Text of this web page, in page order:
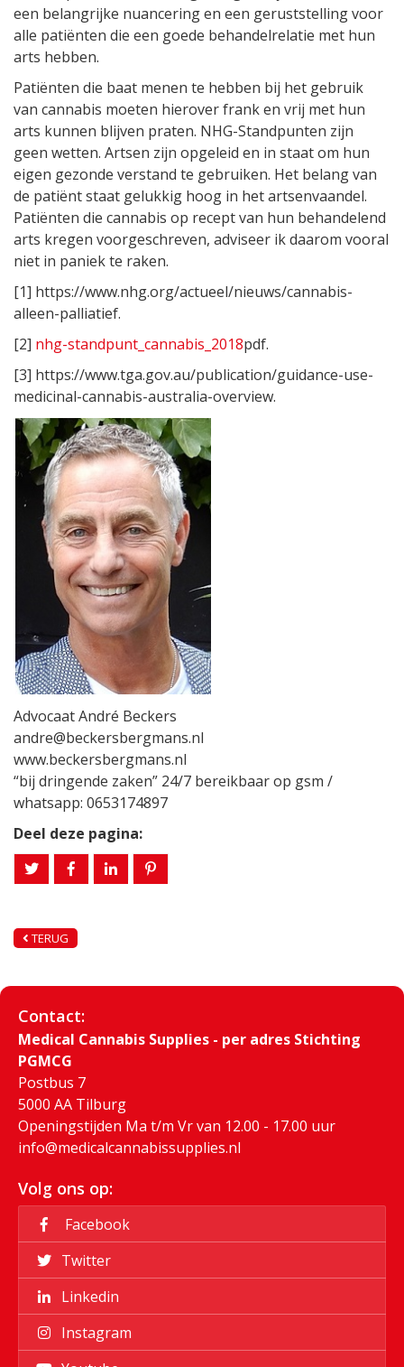
een belangrijke nuancering en een geruststelling voor
alle patiënten die een goede behandelrelatie met hun
arts hebben.
Patiënten die baat menen te hebben bij het gebruik
van cannabis moeten hierover frank en vrij met hun
arts kunnen blijven praten. NHG-Standpunten zijn
geen wetten. Artsen zijn opgeleid en in staat om hun
eigen gezonde verstand te gebruiken. Het belang van
de patiënt staat gelukkig hoog in het artsenvaandel.
Patiënten die cannabis op recept van hun behandelend
arts kregen voorgeschreven, adviseer ik daarom vooral
niet in paniek te raken.
[1] https://www.nhg.org/actueel/nieuws/cannabis-
alleen-palliatief.
[2] nhg-standpunt_cannabis_2018pdf.
[3] https://www.tga.gov.au/publication/guidance-use-
medicinal-cannabis-australia-overview.
Advocaat André Beckers
andre@beckersbergmans.nl
www.beckersbergmans.nl
“bij dringende zaken” 24/7 bereikbaar op gsm /
whatsapp: 0653174897
Deel deze pagina:
TERUG
Contact:
Medical Cannabis Supplies - per adres Stichting
PGMCG
Postbus 7
5000 AA Tilburg
Openingstijden Ma t/m Vr van 12.00 - 17.00 uur
info@medicalcannabissupplies.nl
Volg ons op:
Facebook
Twitter
Linkedin
Instagram